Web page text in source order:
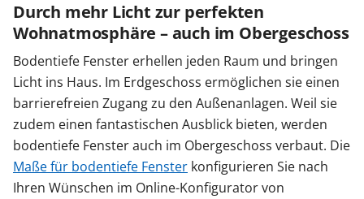
Carports
Anmelden / Registrieren
Kontakt / Hilfe
Durch mehr Licht zur perfekten
Wohnatmosphäre – auch im Obergeschoss
Bodentiefe Fenster erhellen jeden Raum und bringen
Licht ins Haus. Im Erdgeschoss ermöglichen sie einen
barrierefreien Zugang zu den Außenanlagen. Weil sie
zudem einen fantastischen Ausblick bieten, werden
bodentiefe Fenster auch im Obergeschoss verbaut. Die
Maße für bodentiefe Fenster konfigurieren Sie nach
Ihren Wünschen im Online-Konfigurator von